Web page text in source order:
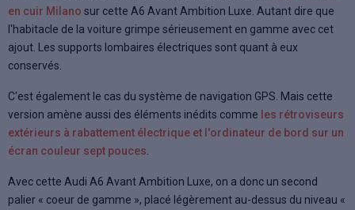
en cuir Milano sur cette A6 Avant Ambition Luxe. Autant dire que
l'habitacle de la voiture grimpe sérieusement en gamme avec cet
ajout. Les supports lombaires électriques sont quant à eux
conservés.
C'est également le cas du système de navigation GPS. Mais cette
version amène aussi des éléments inédits comme les rétroviseurs
extérieurs à rabattement électrique et l'ordinateur de bord sur un
écran couleur sept pouces
Avec cette Audi A6 Avant Ambition Luxe, on a donc un second
palier « coeur de gamme », placé légèrement au-dessus du niveau «